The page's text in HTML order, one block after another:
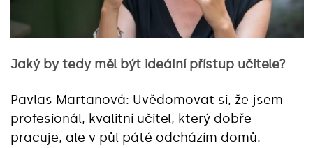
Jaký by tedy měl být ideální přístup učitele?
Pavlas Martanová: Uvědomovat si, že jsem
profesionál, kvalitní učitel, který dobře
pracuje, ale v půl páté odcházím domů.